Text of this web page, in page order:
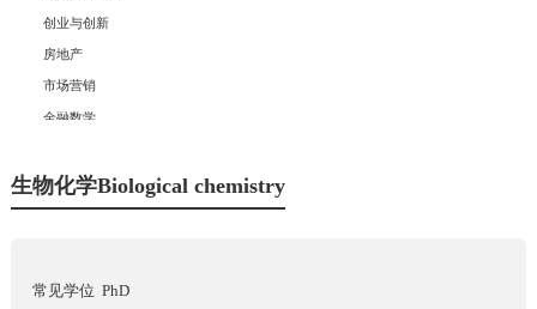
创业与创新
房地产
市场营销
金融数学
经济学
金融学
生物化学Biological chemistry
常见学位 PhD